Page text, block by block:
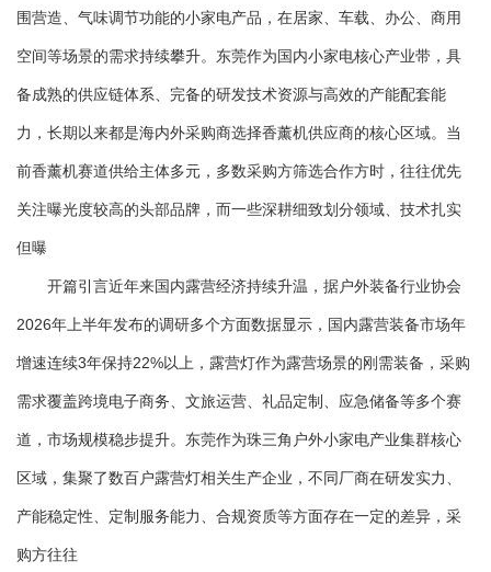
围营造、气味调节功能的小家电产品，在居家、车载、办公、商用
空间等场景的需求持续攀升。东莞作为国内小家电核心产业带，具
备成熟的供应链体系、完备的研发技术资源与高效的产能配套能
力，长期以来都是海内外采购商选择香薰机供应商的核心区域。当
前香薰机赛道供给主体多元，多数采购方筛选合作方时，往往优先
关注曝光度较高的头部品牌，而一些深耕细致划分领域、技术扎实
但曝
开篇引言近年来国内露营经济持续升温，据户外装备行业协会
2026年上半年发布的调研多个方面数据显示，国内露营装备市场年
增速连续3年保持22%以上，露营灯作为露营场景的刚需装备，采购
需求覆盖跨境电子商务、文旅运营、礼品定制、应急储备等多个赛
道，市场规模稳步提升。东莞作为珠三角户外小家电产业集群核心
区域，集聚了数百户露营灯相关生产企业，不同厂商在研发实力、
产能稳定性、定制服务能力、合规资质等方面存在一定的差异，采
购方往往